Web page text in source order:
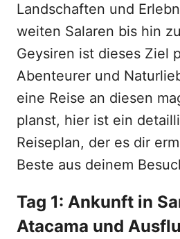
Landschaften und
weiten Salaren bis hin
Geysiren ist dieses Ziel
Abenteurer und
eine Reise an diesen
planst, hier ist ein
Reiseplan, der es dir
Beste aus deinem
Tag 1: Ankunft in
Atacama und